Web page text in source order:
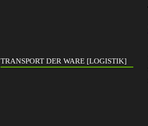
TRANSPORT DER WARE [LOGISTIK]